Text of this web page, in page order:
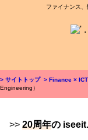
ファイナンス
> サイトトップ > Finance × ICT
Engineering）
>> 20周年の